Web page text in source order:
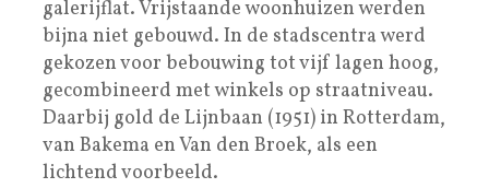
galerijflat. Vrijstaande woonhuizen werden
bijna niet gebouwd. In de stadscentra werd
gekozen voor bebouwing tot vijf lagen hoog,
gecombineerd met winkels op straatniveau.
Daarbij gold de Lijnbaan (1951) in Rotterdam,
van Bakema en Van den Broek, als een
lichtend voorbeeld.